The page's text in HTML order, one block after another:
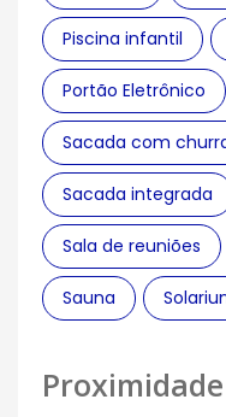
Piscina infantil
Portão Eletrônico
Sacada com
Sacada integrada
Sala de reuniões
Sauna
Proximidade